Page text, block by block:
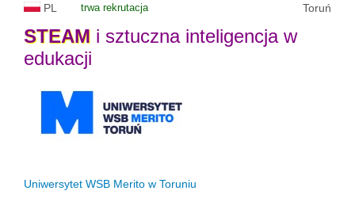
PL trwa rekrutacja Toruń
STEAM i sztuczna inteligencja w
edukacji
Uniwersytet WSB Merito w Toruniu